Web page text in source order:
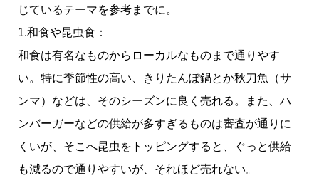
じているテーマを参考までに。
1.和食や昆虫食：
和食は有名なものからローカルなものまで通りやす
い。特に季節性の高い、きりたんぽ鍋とか秋刀魚（サ
ンマ）などは、そのシーズンに良く売れる。また、ハ
ンバーガーなどの供給が多すぎるものは審査が通りに
くいが、そこへ昆虫をトッピングすると、ぐっと供給
も減るので通りやすいが、それほど売れない。